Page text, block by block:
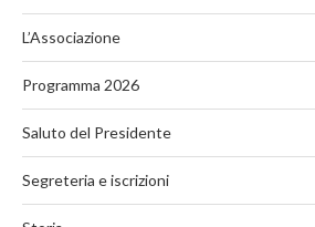
L’Associazione
Programma 2026
Saluto del Presidente
Segreteria e iscrizioni